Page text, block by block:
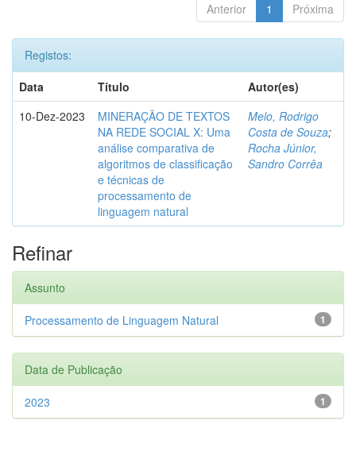
Anterior 1 Próxima
Registos:
Data
Título
Autor(es)
10-Dez-2023
MINERAÇÃO DE TEXTOS
NA REDE SOCIAL X: Uma
análise comparativa de
algoritmos de classificação
e técnicas de
processamento de
linguagem natural
Melo, Rodrigo
Costa de Souza;
Rocha Júnior,
Sandro Corrêa
Refinar
Assunto
1
Processamento de Linguagem Natural
Data de Publicação
1
2023